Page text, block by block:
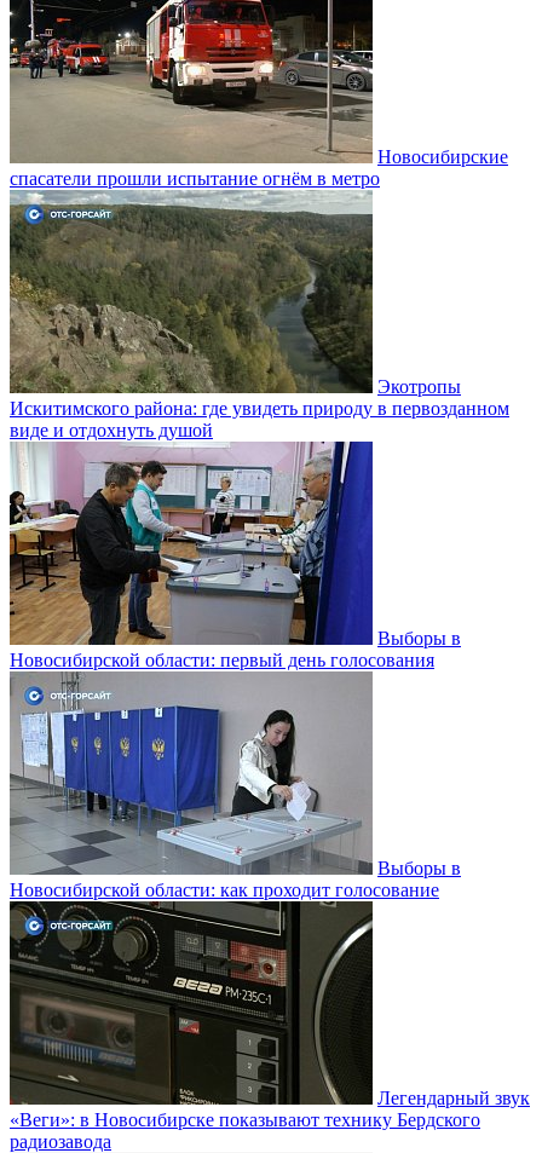
Новосибирские
спасатели прошли испытание огнём в метро
Экотропы
Искитимского района: где увидеть природу в первозданном
виде и отдохнуть душой
Выборы в
Новосибирской области: первый день голосования
Выборы в
Новосибирской области: как проходит голосование
Легендарный звук
«Веги»: в Новосибирске показывают технику Бердского
радиозавода